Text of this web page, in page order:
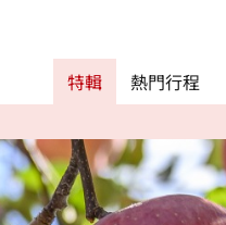
行程
景點&活動
指南
特輯 熱門行程